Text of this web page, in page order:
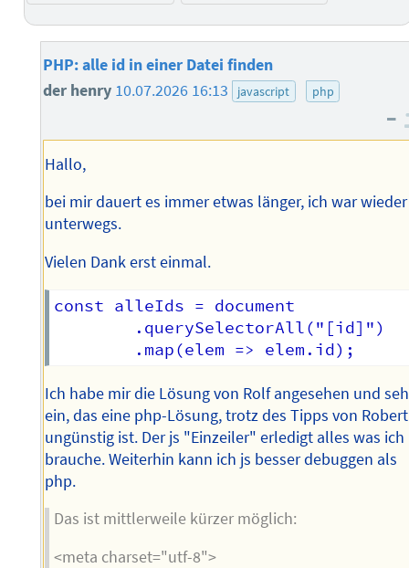
PHP: alle id in einer Datei finden
der henry 10.07.2026 16:13 javascript php
–
Hallo,
bei mir dauert es immer etwas länger, ich war wieder
unterwegs.
Vielen Dank erst einmal.
const alleIds = document
        .querySelectorAll("[id]")
Ich habe mir die Lösung von Rolf angesehen und
ein, das eine php-Lösung, trotz des Tipps von Robert
ungünstig ist. Der js "Einzeiler" erledigt alles was ich
brauche. Weiterhin kann ich js besser debuggen als
php.
Das ist mittlerweile kürzer möglich:
<meta charset="utf-8">